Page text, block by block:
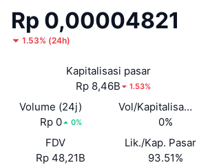
Rp 0,00004821
1.53% (24h)
Kapitalisasi pasar
Rp 8,46B
1.53%
Volume (24j)
Rp 0
0%
Vol/Kapitalisasi
0%
FDV
Rp 48,21B
Lik./Kap. Pasar
93.51%